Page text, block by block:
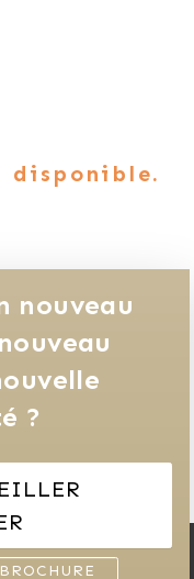
disponible.
nouveau
?